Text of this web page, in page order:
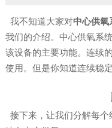
我不知道大家对中心供氧
我们的介绍。中心供氧系
该设备的主要功能。连续
使用。但是你知道连续稳
接下来，让我们分解每